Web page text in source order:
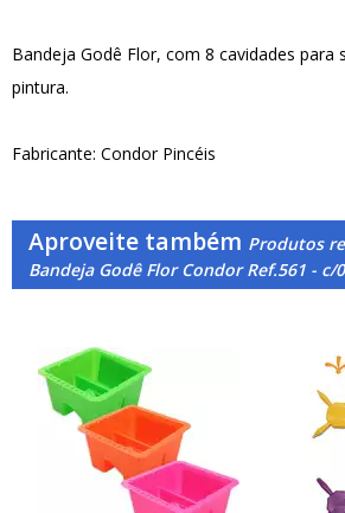
Bandeja Godê Flor, com 8 cavidades para
pintura.
Fabricante: Condor Pincéis
Aproveite também Produtos
Bandeja Godê Flor Condor Ref.561 - c/